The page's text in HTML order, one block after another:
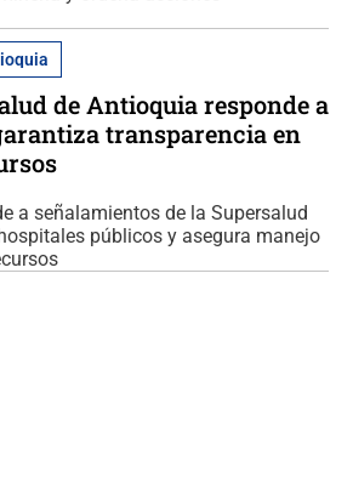
de Antioquia responde a
transparencia en
a señalamientos de la Supersalud
públicos y asegura manejo